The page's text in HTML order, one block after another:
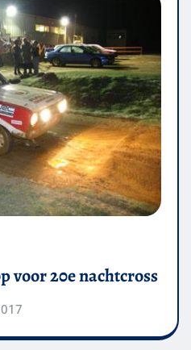
voor 20e nachtcross